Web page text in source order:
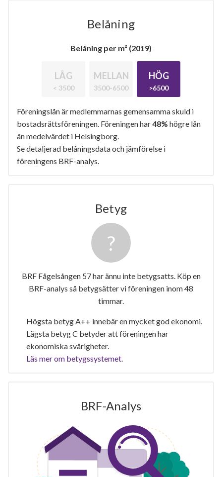
Belåning
Belåning per m² (2019)
LÅG
< 3500
MELLAN
3500-6500
HÖG
>6500
Föreningslån är medlemmarnas gemensamma skuld i
bostadsrättsföreningen. Föreningen har48% högre lån
än medelvärdet i Helsingborg.
Se detaljerad belåningsdata och jämförelse i
föreningens BRF-analys.
Betyg
BRF Fågelsången 57 har ännu inte betygsatts. Köp en
BRF-analys så betygsätter vi föreningen inom 48
timmar.
Högsta betyg A++ innebär en mycket god ekonomi.
Lägsta betyg C betyder att föreningen har
ekonomiska svårigheter.
Läs mer om betygssystemet.
BRF-Analys